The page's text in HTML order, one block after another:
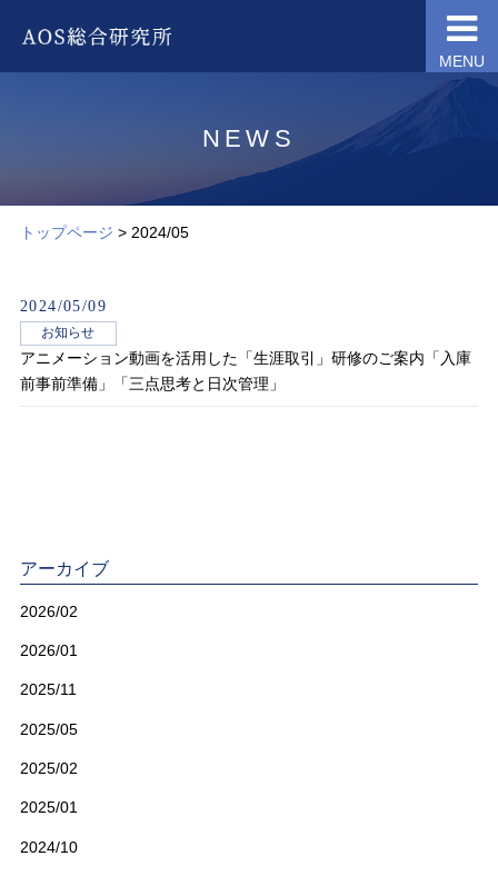
NEWS
トップページ > 2024/05
2024/05/09
お知らせ
アニメーション動画を活用した「生涯取引」研修のご案内「入庫
前事前準備」「三点思考と日次管理」
アーカイブ
2026/02
2026/01
2025/11
2025/05
2025/02
2025/01
2024/10
MENU